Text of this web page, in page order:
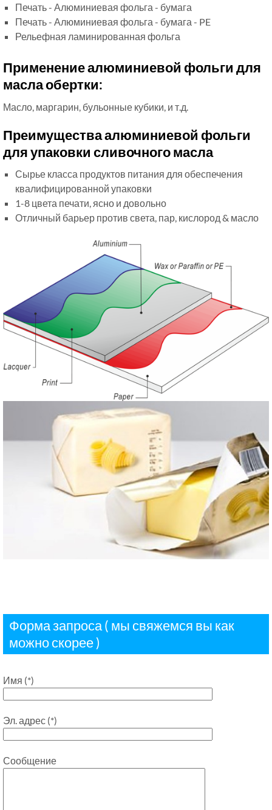
Печать - Алюминиевая фольга - бумага
Печать - Алюминиевая фольга - бумага - PE
Рельефная ламинированная фольга
Применение алюминиевой фольги для
масла обертки:
Масло, маргарин, бульонные кубики, и т.д.
Преимущества алюминиевой фольги
для упаковки сливочного масла
Сырье класса продуктов питания для обеспечения
квалифицированной упаковки
1-8 цвета печати, ясно и довольно
Отличный барьер против света, пар, кислород & масло
Форма запроса ( мы свяжемся вы как
можно скорее )
Имя (*)
Эл. адрес (*)
Сообщение